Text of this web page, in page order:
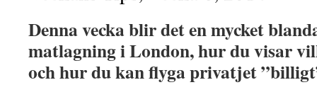
Denna vecka blir det en mycket
matlagning i London, hur du visar
och hur du kan flyga privatjet